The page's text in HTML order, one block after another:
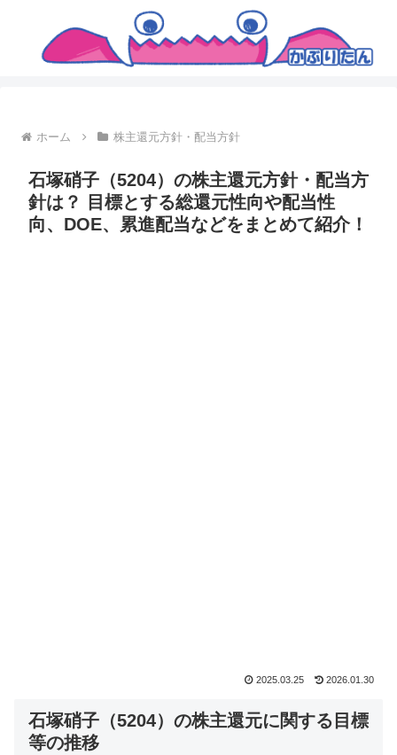
ホーム 株主還元方針・配当方針
石塚硝子（5204）の株主還元方針・配当方
針は？ 目標とする総還元性向や配当性
向、DOE、累進配当などをまとめて紹介！
2025.03.25 2026.01.30
石塚硝子（5204）の株主還元に関する目標
等の推移